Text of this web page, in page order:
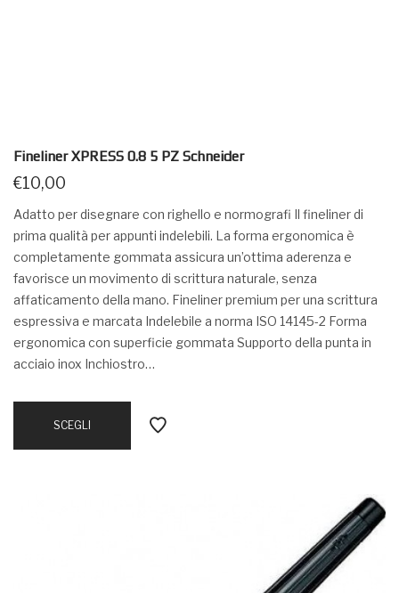
Fineliner XPRESS 0.8 5 PZ Schneider
€10,00
Adatto per disegnare con righello e normografi Il fineliner di
prima qualità per appunti indelebili. La forma ergonomica è
completamente gommata assicura un’ottima aderenza e
favorisce un movimento di scrittura naturale, senza
affaticamento della mano. Fineliner premium per una scrittura
espressiva e marcata Indelebile a norma ISO 14145-2 Forma
ergonomica con superficie gommata Supporto della punta in
acciaio inox Inchiostro…
SCEGLI